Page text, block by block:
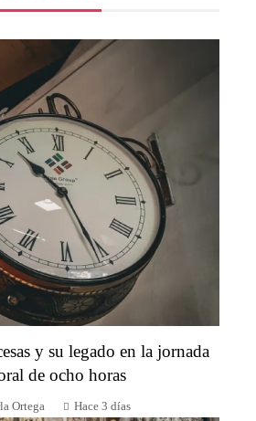
y su legado en la jornada
de ocho horas
Ortega Hace 3 días